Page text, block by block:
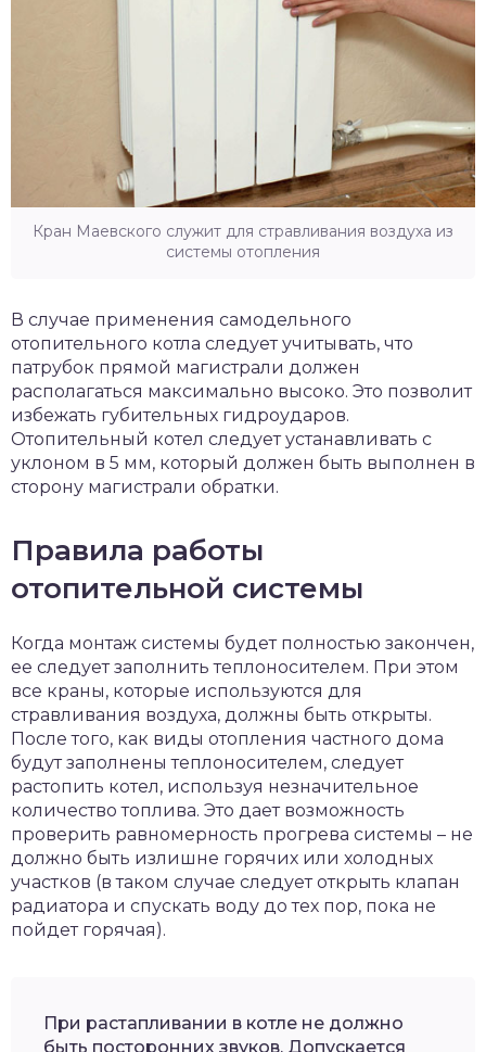
Кран Маевского служит для стравливания воздуха из
системы отопления
В случае применения самодельного
отопительного котла следует учитывать, что
патрубок прямой магистрали должен
располагаться максимально высоко. Это позволит
избежать губительных гидроударов.
Отопительный котел следует устанавливать с
уклоном в 5 мм, который должен быть выполнен в
сторону магистрали обратки.
Правила работы
отопительной системы
Когда монтаж системы будет полностью закончен,
ее следует заполнить теплоносителем. При этом
все краны, которые используются для
стравливания воздуха, должны быть открыты.
После того, как виды отопления частного дома
будут заполнены теплоносителем, следует
растопить котел, используя незначительное
количество топлива. Это дает возможность
проверить равномерность прогрева системы – не
должно быть излишне горячих или холодных
участков (в таком случае следует открыть клапан
радиатора и спускать воду до тех пор, пока не
пойдет горячая).
При растапливании в котле не должно
быть посторонних звуков. Допускается